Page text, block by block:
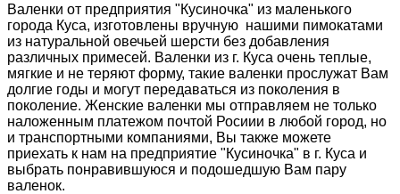
Валенки от предприятия "Кусиночка" из маленького
города Куса, изготовлены вручную нашими пимокатами
из натуральной овечьей шерсти без добавления
различных примесей. Валенки из г. Куса очень теплые,
мягкие и не теряют форму, такие валенки прослужат Вам
долгие годы и могут передаваться из поколения в
поколение. Женские валенки мы отправляем не только
наложенным платежом почтой Росиии в любой город, но
и транспортными компаниями, Вы также можете
приехать к нам на предприятие "Кусиночка" в г. Куса и
выбрать понравившуюся и подошедшую Вам пару
валенок.